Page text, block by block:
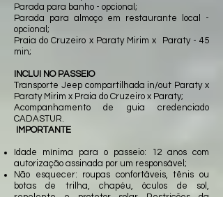
Parada para banho - opcional;
Parada para almoço em restaurante local -
opcional;
Praia do Cruzeiro x Paraty Mirim x Paraty - 45
min;
INCLUI NO PASSEIO
Transporte Jeep compartilhada in/out Paraty x
Paraty Mirim x Praia do Cruzeiro x Paraty;
Acompanhamento de guia credenciado
CADASTUR.
IMPORTANTE
Idade mínima para o passeio: 12 anos com
autorização assinada por um responsável;
Não esquecer: roupas confortáveis, tênis ou
botas de trilha, chapéu, óculos de sol,